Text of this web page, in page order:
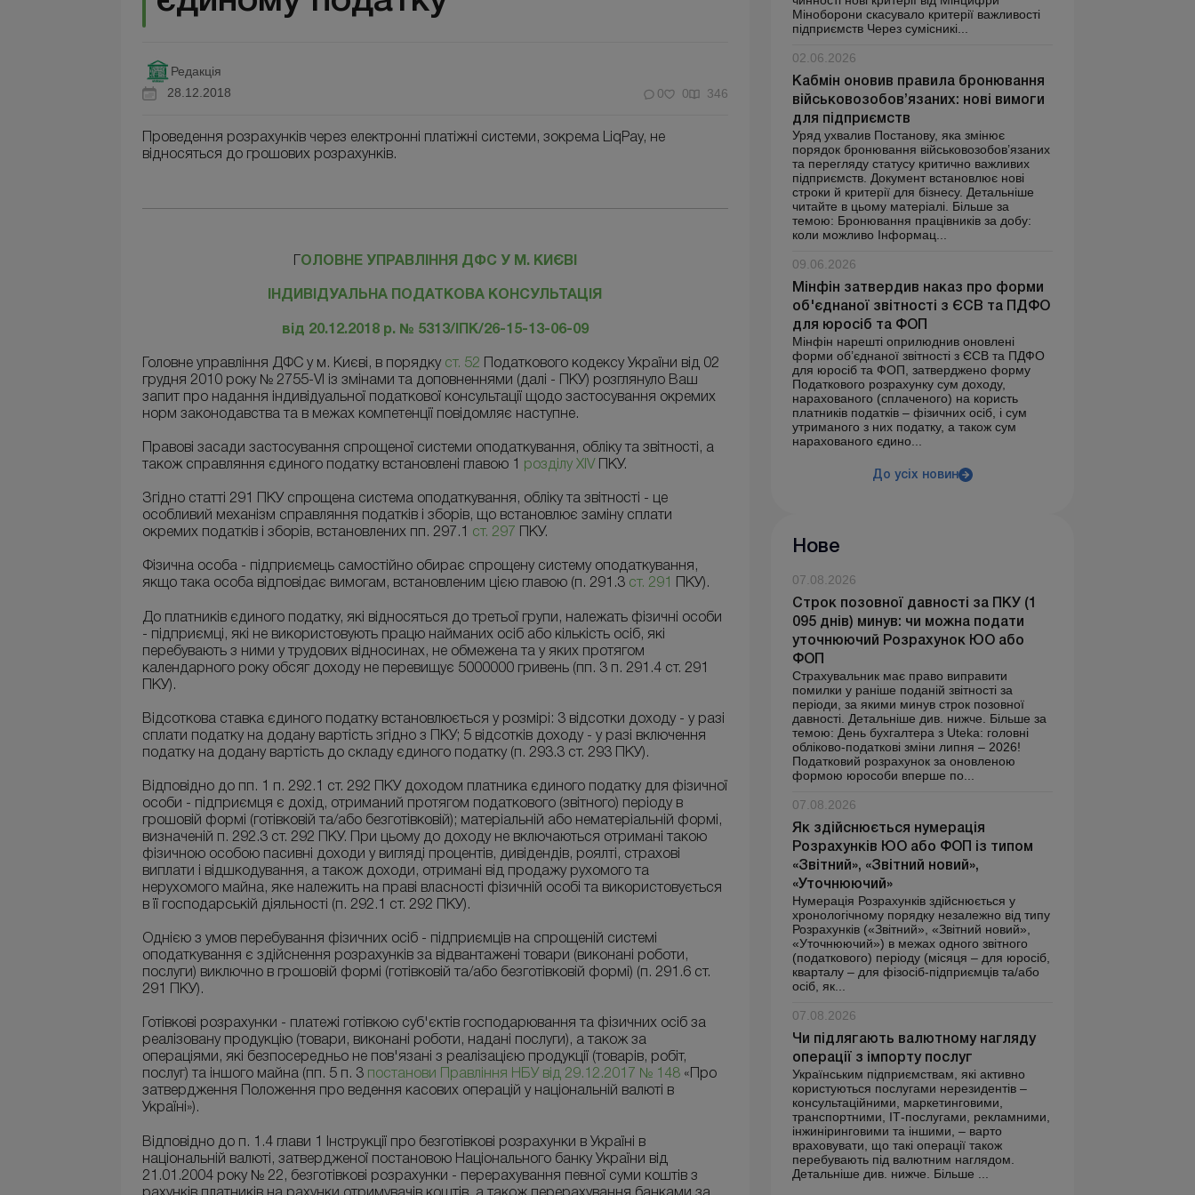
Редакція
28.12.2018
0 0 346
Проведення розрахунків через електронні платіжні системи, зокрема LiqРау, не
відносяться до грошових розрахунків.
ОЛОВНЕ УПРАВЛІННЯ ДФС У М. КИЄВІ
ІНДИВІДУАЛЬНА ПОДАТКОВА КОНСУЛЬТАЦІЯ
від 20.12.2018 р. № 5313/ІПК/26-15-13-06-09
Головне управління ДФС у м. Києві, в порядку ст. 52 Податкового кодексу України від 02
грудня 2010 року № 2755-VI із змінами та доповненнями (далі - ПКУ) розглянуло Ваш
запит про надання індивідуальної податкової консультації щодо застосування окремих
норм законодавства та в межах компетенції повідомляє наступне.
Правові засади застосування спрощеної системи оподаткування, обліку та звітності, а
також справляння єдиного податку встановлені главою 1
розділу XIV ПКУ.
Згідно статті 291 ПКУ спрощена система оподаткування, обліку та звітності - це
особливий механізм справляння податків і зборів, що встановлює заміну сплати
окремих податків і зборів, встановлених пп. 297.1
ст. 297 ПКУ.
Фізична особа - підприємець самостійно обирає спрощену систему оподаткування,
якщо така особа відповідає вимогам, встановленим цією главою (п. 291.3 ст. 291 ПКУ).
До платників єдиного податку, які відносяться до третьої групи, належать фізичні особи
- підприємці, які не використовують працю найманих осіб або кількість осіб, які
перебувають з ними у трудових відносинах, не обмежена та у яких протягом
календарного року обсяг доходу не перевищує 5000000 гривень (пп. 3 п. 291.4 ст. 291
ПКУ).
Відсоткова ставка єдиного податку встановлюється у розмірі: 3 відсотки доходу - у разі
сплати податку на додану вартість згідно з ПКУ; 5 відсотків доходу - у разі включення
податку на додану вартість до складу єдиного податку (п. 293.3 ст. 293 ПКУ).
Відповідно до пп. 1 п. 292.1 ст. 292 ПКУ доходом платника єдиного податку для фізичної
особи - підприємця є дохід, отриманий протягом податкового (звітного) періоду в
грошовій формі (готівковій та/або безготівковій); матеріальній або нематеріальній формі,
визначеній п. 292.3 ст. 292 ПКУ. При цьому до доходу не включаються отримані такою
фізичною особою пасивні доходи у вигляді процентів, дивідендів, роялті, страхові
виплати і відшкодування, а також доходи, отримані від продажу рухомого та
нерухомого майна, яке належить на праві власності фізичній особі та використовується
в її господарській діяльності (п. 292.1 ст. 292 ПКУ).
Однією з умов перебування фізичних осіб - підприємців на спрощеній системі
оподаткування є здійснення розрахунків за відвантажені товари (виконані роботи,
послуги) виключно в грошовій формі (готівковій та/або безготівковій формі) (п. 291.6 ст.
291 ПКУ).
Готівкові розрахунки - платежі готівкою суб'єктів господарювання та фізичних осіб за
реалізовану продукцію (товари, виконані роботи, надані послуги), а також за
операціями, які безпосередньо не пов'язані з реалізацією продукції (товарів, робіт,
послуг) та іншого майна (пп. 5 п. 3 постанови Правління НБУ від 29.12.2017 № 148 «Про
затвердження Положення про ведення касових операцій у національній валюті в
Україні»).
Відповідно до п. 1.4 глави 1 Інструкції про безготівкові розрахунки в Україні в
національній валюті, затвердженої постановою Національного банку України від
21.01.2004 року № 22, безготівкові розрахунки - перерахування певної суми коштів з
Міноборони скасувало критерії важливості
підприємств Через сумісникі...
02.06.2026
Кабмін оновив правила бронювання
військовозобов’язаних: нові вимоги
для підприємств
Уряд ухвалив Постанову, яка змінює
порядок бронювання військовозобов’язаних
та перегляду статусу критично важливих
підприємств. Документ встановлює нові
строки й критерії для бізнесу. Детальніше
читайте в цьому матеріалі. Більше за
темою: Бронювання працівників за добу:
коли можливо Інформац...
09.06.2026
Мінфін затвердив наказ про форми
об'єднаної звітності з ЄСВ та ПДФО
для юросіб та ФОП
Мінфін нарешті оприлюднив оновлені
форми об’єднаної звітності з ЄСВ та ПДФО
для юросіб та ФОП, затверджено форму
Податкового розрахунку сум доходу,
нарахованого (сплаченого) на користь
платників податків – фізичних осіб, і сум
утриманого з них податку, а також сум
нарахованого єдино...
До усіх новин
Нове
07.08.2026
Строк позовної давності за ПКУ (1
095 днів) минув: чи можна подати
уточнюючий Розрахунок ЮО або
ФОП
Страхувальник має право виправити
помилки у раніше поданій звітності за
періоди, за якими минув строк позовної
давності. Детальніше див. нижче. Більше за
темою: День бухгалтера з Uteka: головні
обліково-податкові зміни липня – 2026!
Податковий розрахунок за оновленою
формою юрособи вперше по...
07.08.2026
Як здійснюється нумерація
Розрахунків ЮО або ФОП із типом
«Звітний», «Звітний новий»,
«Уточнюючий»
Нумерація Розрахунків здійснюється у
хронологічному порядку незалежно від типу
Розрахунків («Звітний», «Звітний новий»,
«Уточнюючий») в межах одного звітного
(податкового) періоду (місяця – для юросіб,
кварталу – для фізосіб-підприємців та/або
осіб, як...
07.08.2026
Чи підлягають валютному нагляду
операції з імпорту послуг
Українським підприємствам, які активно
користуються послугами нерезидентів –
консультаційними, маркетинговими,
транспортними, ІТ-послугами, рекламними,
інжиніринговими та іншими, – варто
враховувати, що такі операції також
перебувають під валютним наглядом.
Детальніше див. нижче. Більше ...